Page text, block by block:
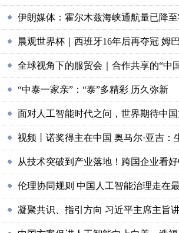
伊朗媒体：霍尔木兹海峡通航量已降至
晨观世界杯｜西班牙16年后再夺冠 姆
全球视角下的服贸会｜合作共享的“中
“中泰一家亲”：“泰”多精彩 历久弥新
面对人工智能时代之问，世界期待中
视频丨诺奖得主在中国 奥马尔·亚吉：
从技术突破到产业落地！跨国企业看
伦理协同规则 中国人工智能治理走在
凝聚共识、指引方向 习近平主席主旨